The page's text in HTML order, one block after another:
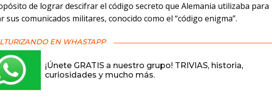
de lograr descifrar el código secreto que Alemania utilizaba para
sus comunicados militares, conocido como el “código enigma”.
EN WHASTAPP
¡Únete GRATIS a nuestro grupo! TRIVIAS, historia,
curiosidades y mucho más.